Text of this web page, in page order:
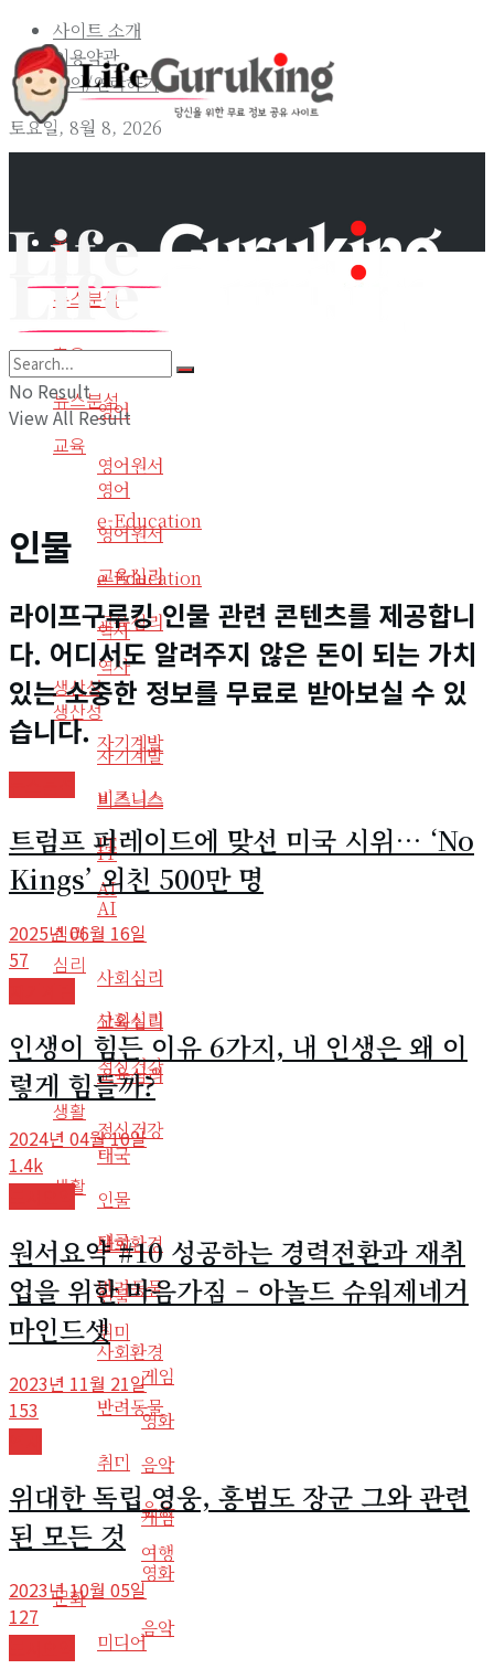
사이트 소개
이용약관
문의/연락하기
토요일, 8월 8, 2026
홈
뉴스분석
교육
영어
영어원서
e-Education
교육심리
역사
생산성
자기계발
비즈니스
IT
AI
심리
사회심리
교육심리
정신건강
생활
태국
인물
사회환경
반려동물
취미
게임
영화
음악
홈
뉴스분석
교육
영어
영어원서
e-Education
교육심리
역사
생산성
자기계발
비즈니스
IT
AI
심리
사회심리
교육심리
정신건강
생활
태국
인물
사회환경
반려동물
취미
게임
영화
음악
운동
여행
문화
미디어
No Result
View All Result
인물
라이프구루킹 인물 관련 콘텐츠를 제공합니
다. 어디서도 알려주지 않은 돈이 되는 가치
있는 소중한 정보를 무료로 받아보실 수 있
습니다.
트럼프 퍼레이드에 맞선 미국 시위… ‘No
Kings’ 외친 500만 명
2025년 06월 16일
57
인생이 힘든 이유 6가지, 내 인생은 왜 이
렇게 힘들까?
2024년 04월 10일
1.4k
원서요약 #10 성공하는 경력전환과 재취
업을 위한 마음가짐 – 아놀드 슈워제네거
마인드셋
2023년 11월 21일
153
위대한 독립 영웅, 홍범도 장군 그와 관련
된 모든 것
2023년 10월 05일
127